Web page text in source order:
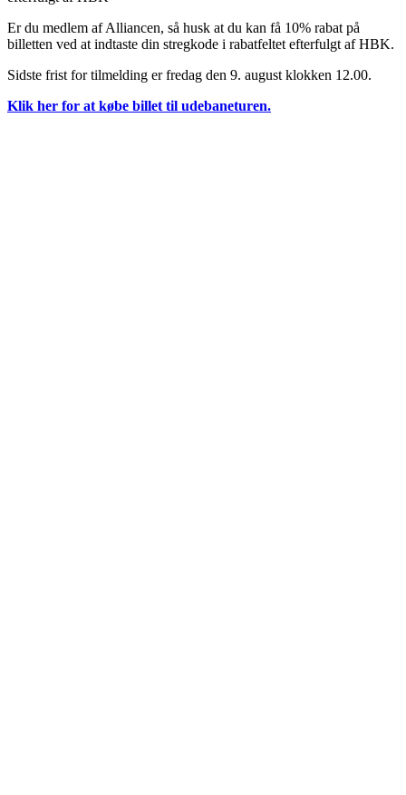
Er du medlem af Alliancen, så husk at du kan få 10% rabat på
billetten ved at indtaste din stregkode i rabatfeltet efterfulgt af HBK.
Sidste frist for tilmelding er fredag den 9. august klokken 12.00.
Klik her for at købe billet til udebaneturen.